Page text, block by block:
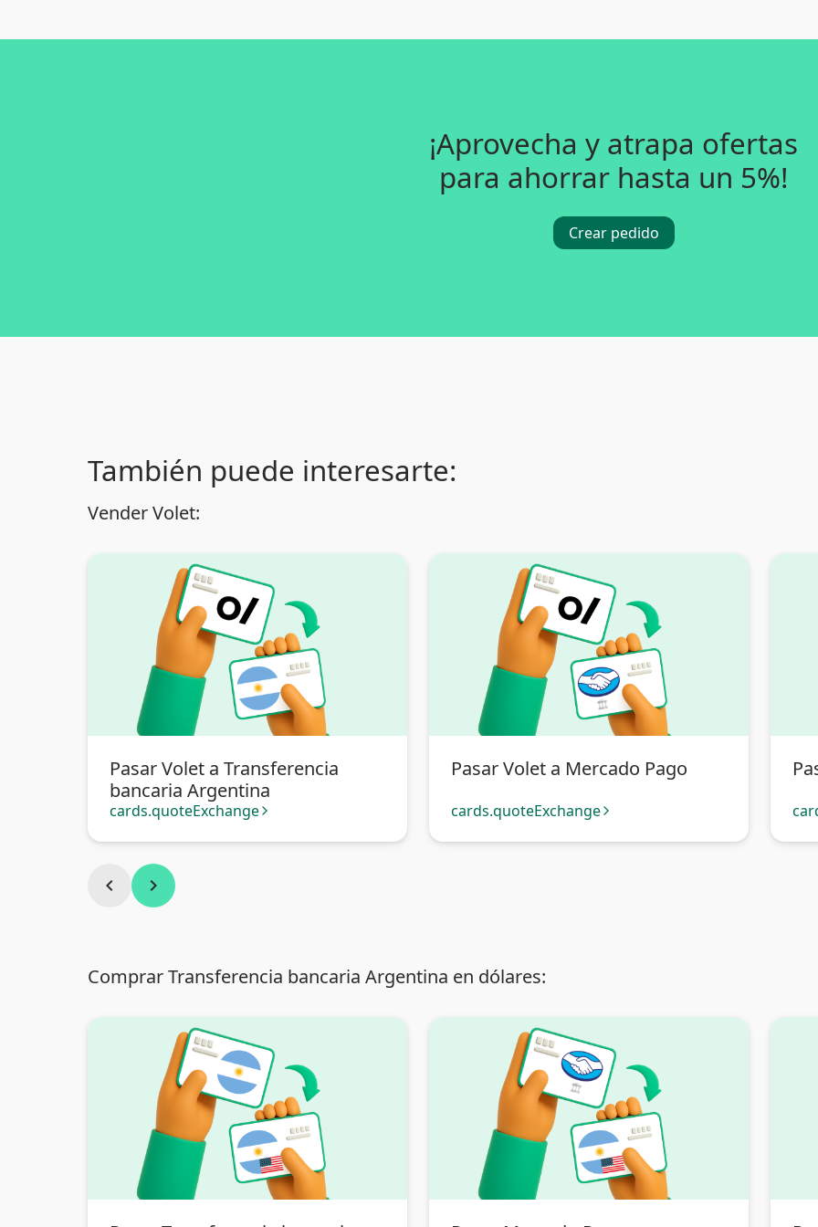
¡Aprovecha y atrapa ofertas
para ahorrar hasta un 5%!
Crear pedido
También puede interesarte:
Vender Volet:
Pasar Volet a Transferencia
bancaria Argentina
cards.quoteExchange arrow_forward_ios
Pasar Volet a Mercado Pago
cards.quoteExchange arrow_forward_ios
chevron_left chevron_right
Comprar Transferencia bancaria Argentina en dólares: